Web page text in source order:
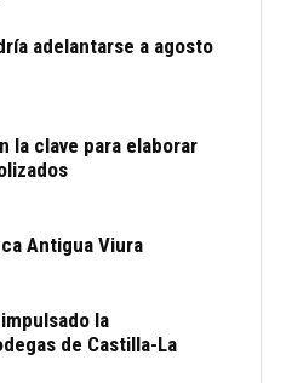
adelantarse a agosto
la clave para elaborar
Antigua Viura
la
de Castilla-La